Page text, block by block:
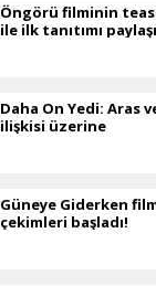
Öngörü filminin
ile ilk tanıtımı
Daha On Yedi: Aras
ilişkisi üzerine
Güneye Giderken
çekimleri başladı!